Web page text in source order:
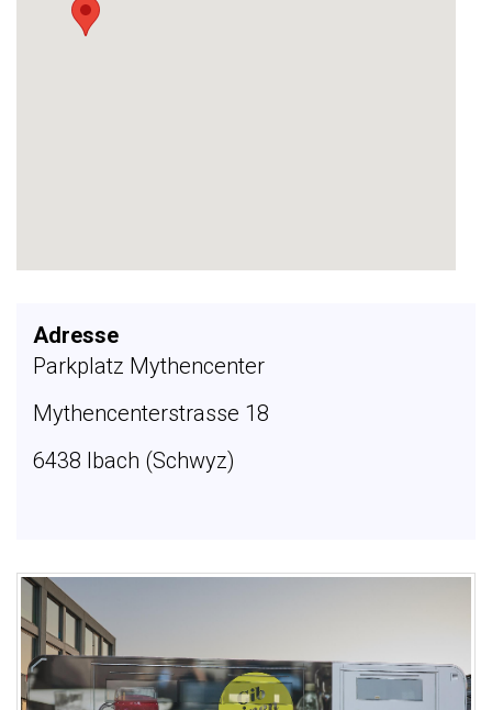
Adresse
Parkplatz Mythencenter
Mythencenterstrasse 18
6438 Ibach (Schwyz)